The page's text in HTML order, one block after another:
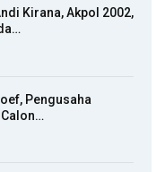
Kirana, Akpol 2002,
Pengusaha